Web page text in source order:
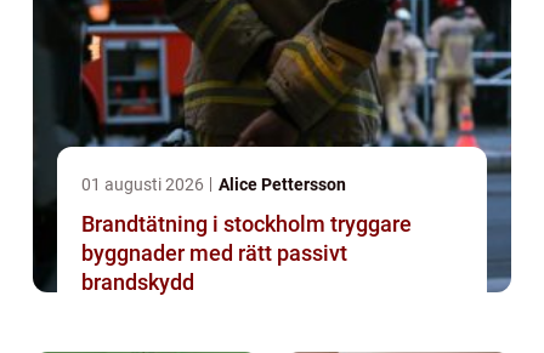
01 augusti 2026 Alice Pettersson
Brandtätning i stockholm tryggare
byggnader med rätt passivt
brandskydd